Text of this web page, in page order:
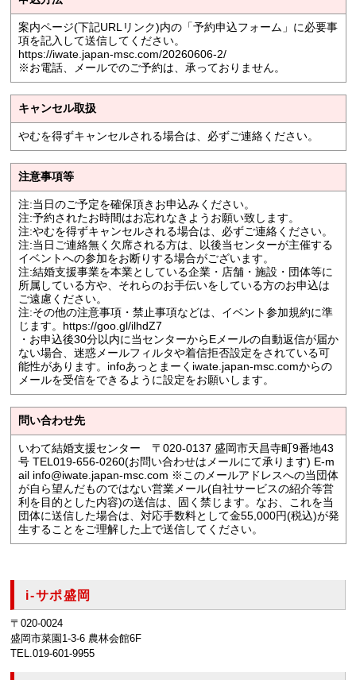
案内ページ(下記URLリンク)内の「予約申込フォーム」に必要事
項を記入して送信してください。
https://iwate.japan-msc.com/20260606-2/
※お電話、メールでのご予約は、承っておりません。
キャンセル取扱
やむを得ずキャンセルされる場合は、必ずご連絡ください。
注意事項等
注:当日のご予定を確保頂きお申込みください。
注:予約されたお時間はお忘れなきようお願い致します。
注:やむを得ずキャンセルされる場合は、必ずご連絡ください。
注:当日ご連絡無く欠席される方は、以後当センターが主催する
イベントへの参加をお断りする場合がございます。
注:結婚支援事業を本業としている企業・店舗・施設・団体等に
所属している方や、それらのお手伝いをしている方のお申込は
ご遠慮ください。
注:その他の注意事項・禁止事項などは、イベント参加規約に準
じます。https://goo.gl/ilhdZ7
・お申込後30分以内に当センターからEメールの自動返信が届か
ない場合、迷惑メールフィルタや着信拒否設定をされている可
能性があります。infoあっとまーくiwate.japan-msc.comからの
メールを受信をできるように設定をお願いします。
問い合わせ先
いわて結婚支援センター 〒020-0137 盛岡市天昌寺町9番地43
号 TEL019-656-0260(お問い合わせはメールにて承ります) E-m
ail info@iwate.japan-msc.com ※このメールアドレスへの当団体
が自ら望んだものではない営業メール(自社サービスの紹介等営
利を目的とした内容)の送信は、固く禁じます。なお、これを当
団体に送信した場合は、対応手数料として金55,000円(税込)が発
生することをご理解した上で送信してください。
i-サポ盛岡
〒020-0024
盛岡市菜園1-3-6 農林会館6F
TEL.019-601-9955